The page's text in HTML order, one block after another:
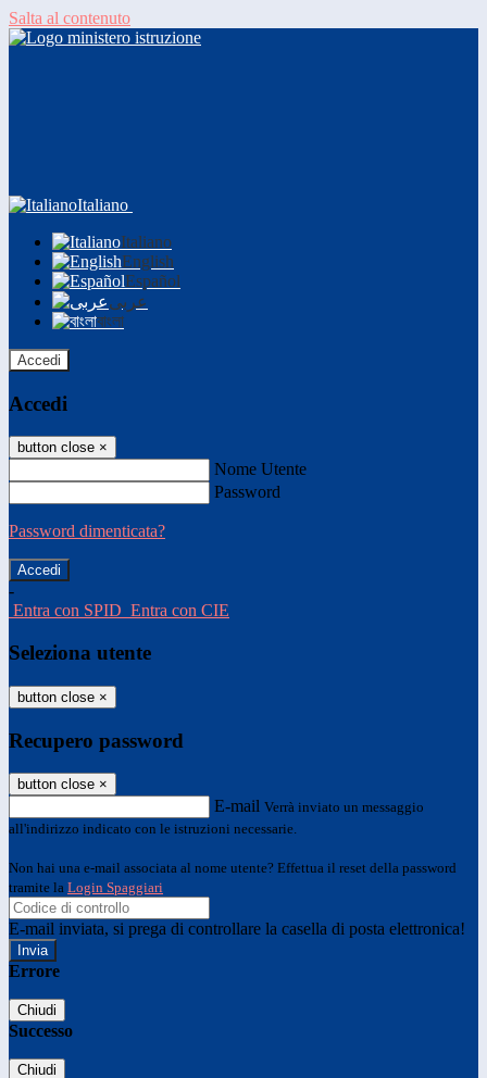
Salta al contenuto
Italiano
Italiano
English
Español
عربى
বাংলা
Accedi
Accedi
button close ×
Nome Utente
Password
Password dimenticata?
-
Entra con SPID Entra con CIE
Seleziona utente
button close ×
Recupero password
button close ×
E-mail Verrà inviato un messaggio
all'indirizzo indicato con le istruzioni necessarie.
Non hai una e-mail associata al nome utente? Effettua il reset della password
tramite la Login Spaggiari
E-mail inviata, si prega di controllare la casella di posta elettronica!
Errore
Chiudi
Successo
Chiudi